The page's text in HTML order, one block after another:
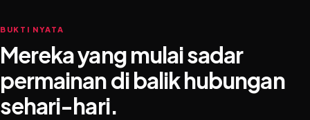
BUKTI NYATA
Mereka yang mulai sadar
permainan di balik hubungan
sehari-hari.